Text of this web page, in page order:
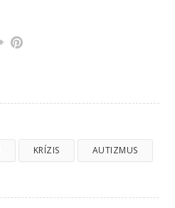
KRÍZIS AUTIZMUS